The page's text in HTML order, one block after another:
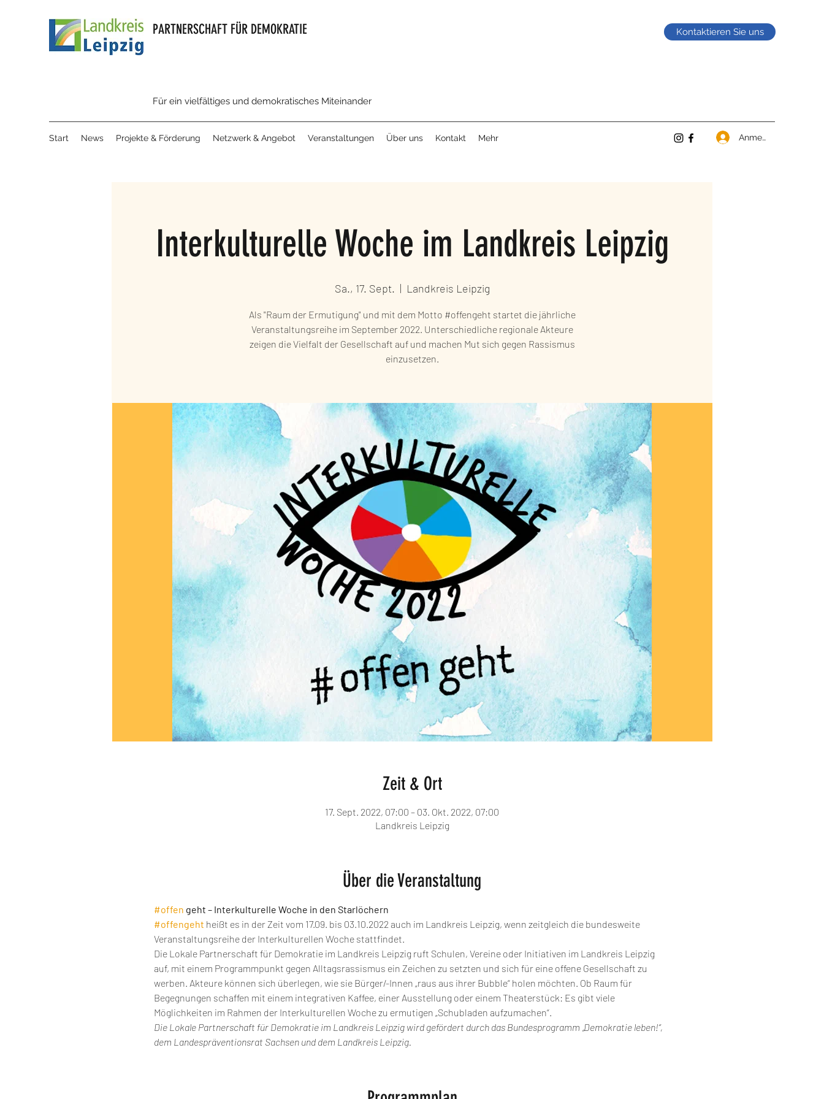
PARTNERSCHAFT FÜR DEMOKRATIE
Für ein vielfältiges und demokratisches Miteinander
Kontaktieren Sie uns
Start News Projekte & Förderung Netzwerk & Angebot Veranstaltungen Über uns Kontakt Mehr Anmelden
Interkulturelle Woche im Landkreis Leipzig
Sa., 17. Sept.
  |
Landkreis Leipzig
Als "Raum der Ermutigung" und mit dem Motto #offengeht startet die jährliche
Veranstaltungsreihe im September 2022. Unterschiedliche regionale Akteure
zeigen die Vielfalt der Gesellschaft auf und machen Mut sich gegen Rassismus
einzusetzen.
Zeit & Ort
17. Sept. 2022, 07:00 – 03. Okt. 2022, 07:00
Landkreis Leipzig
Über die Veranstaltung
#offen geht – Interkulturelle Woche in den Starlöchern
#offengeht heißt es in der Zeit vom 17.09. bis 03.10.2022 auch im Landkreis Leipzig, wenn zeitgleich die bundesweite
Veranstaltungsreihe der Interkulturellen Woche stattfindet.
Die Lokale Partnerschaft für Demokratie im Landkreis Leipzig ruft Schulen, Vereine oder Initiativen im Landkreis Leipzig
auf, mit einem Programmpunkt gegen Alltagsrassismus ein Zeichen zu setzten und sich für eine offene Gesellschaft zu
werben. Akteure können sich überlegen, wie sie Bürger/-Innen „raus aus ihrer Bubble“ holen möchten. Ob Raum für
Begegnungen schaffen mit einem integrativen Kaffee, einer Ausstellung oder einem Theaterstück: Es gibt viele
Möglichkeiten im Rahmen der Interkulturellen Woche zu ermutigen „Schubladen aufzumachen“.
Die Lokale Partnerschaft für Demokratie im Landkreis Leipzig wird gefördert durch das Bundesprogramm „Demo­kratie leben!“,
dem Landespräventionsrat Sachsen und dem Landkreis Leipzig.